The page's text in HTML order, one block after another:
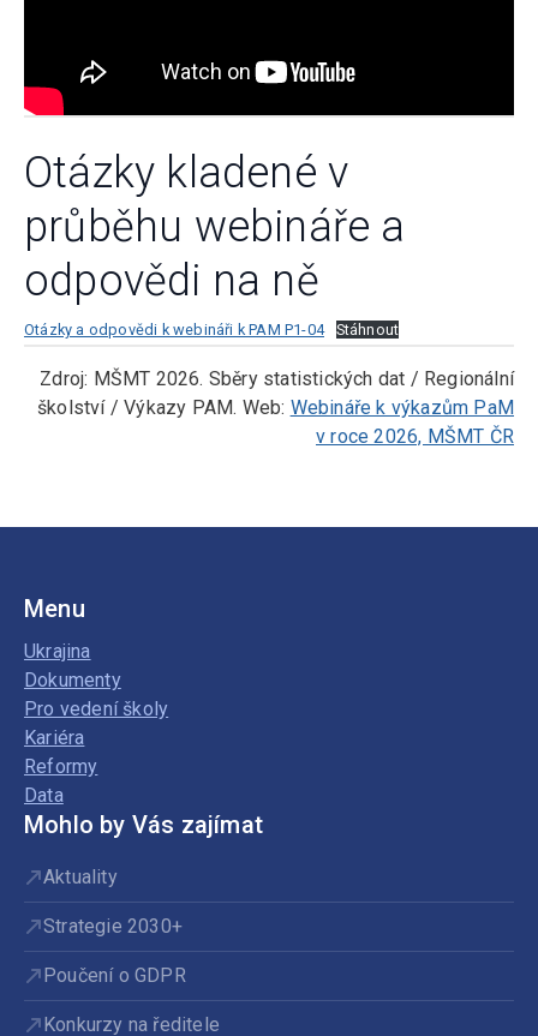
Otázky kladené v
průběhu webináře a
odpovědi na ně
Otázky a odpovědi k webináři k PAM P1-04 Stáhnout
Zdroj: MŠMT 2026. Sběry statistických dat / Regionální
školství / Výkazy PAM. Web: Webináře k výkazům PaM
v roce 2026, MŠMT ČR
Menu
Ukrajina
Dokumenty
Pro vedení školy
Kariéra
Reformy
Data
Mohlo by Vás zajímat
Aktuality
Strategie 2030+
Poučení o GDPR
Konkurzy na ředitele